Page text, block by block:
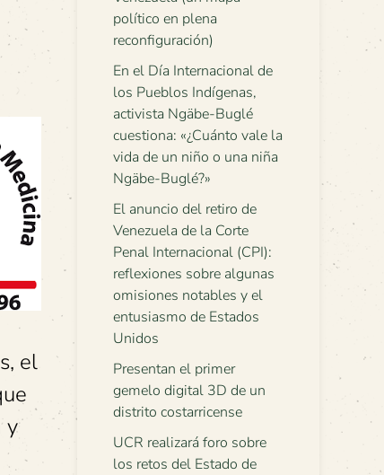
el
y
político en plena
reconfiguración)
En el Día Internacional de
los Pueblos Indígenas,
activista Ngäbe-Buglé
cuestiona: «¿Cuánto vale la
vida de un niño o una niña
Ngäbe-Buglé?»
El anuncio del retiro de
Venezuela de la Corte
Penal Internacional (CPI):
reflexiones sobre algunas
omisiones notables y el
entusiasmo de Estados
Unidos
Presentan el primer
gemelo digital 3D de un
distrito costarricense
UCR realizará foro sobre
los retos del Estado de